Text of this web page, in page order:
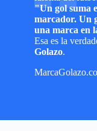
"Un gol suma
marcador. Un
una marca en
Esa es la
Golazo.